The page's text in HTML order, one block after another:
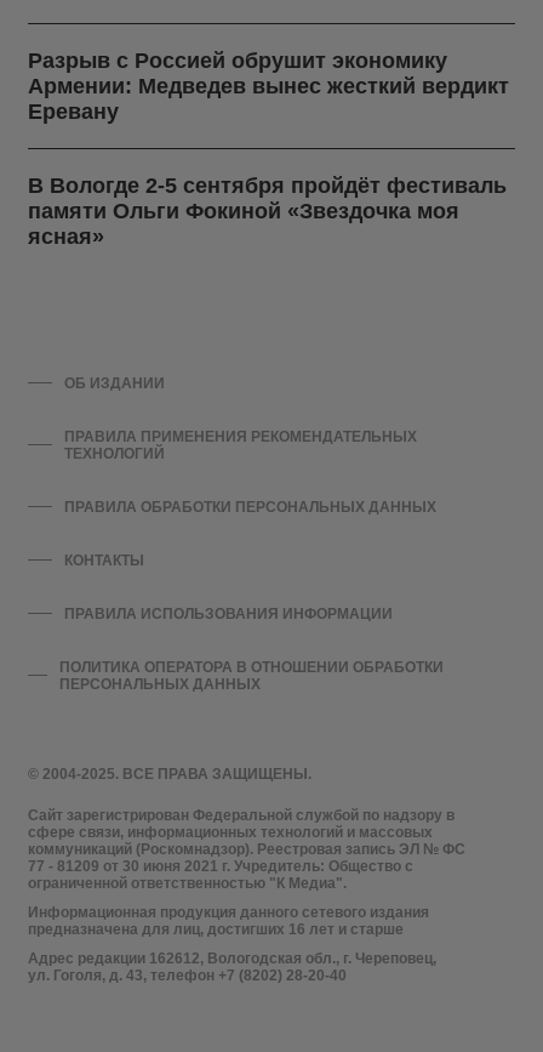
Разрыв с Россией обрушит экономику
Армении: Медведев вынес жесткий вердикт
Еревану
В Вологде 2-5 сентября пройдёт фестиваль
памяти Ольги Фокиной «Звездочка моя
ясная»
© 2004-2025. ВСЕ ПРАВА ЗАЩИЩЕНЫ.
Сайт зарегистрирован Федеральной службой по надзору в
сфере связи, информационных технологий и массовых
коммуникаций (Роскомнадзор). Реестровая запись ЭЛ № ФС
77 - 81209 от 30 июня 2021 г. Учредитель: Общество с
ограниченной ответственностью "К Медиа".
Информационная продукция данного сетевого издания
предназначена для лиц, достигших 16 лет и старше
Адрес редакции 162612, Вологодская обл., г. Череповец,
ул. Гоголя, д. 43, телефон +7 (8202) 28-20-40
ОБ ИЗДАНИИ
ПРАВИЛА ПРИМЕНЕНИЯ РЕКОМЕНДАТЕЛЬНЫХ
ТЕХНОЛОГИЙ
ПРАВИЛА ОБРАБОТКИ ПЕРСОНАЛЬНЫХ ДАННЫХ
КОНТАКТЫ
ПРАВИЛА ИСПОЛЬЗОВАНИЯ ИНФОРМАЦИИ
ПОЛИТИКА ОПЕРАТОРА В ОТНОШЕНИИ ОБРАБОТКИ
ПЕРСОНАЛЬНЫХ ДАННЫХ